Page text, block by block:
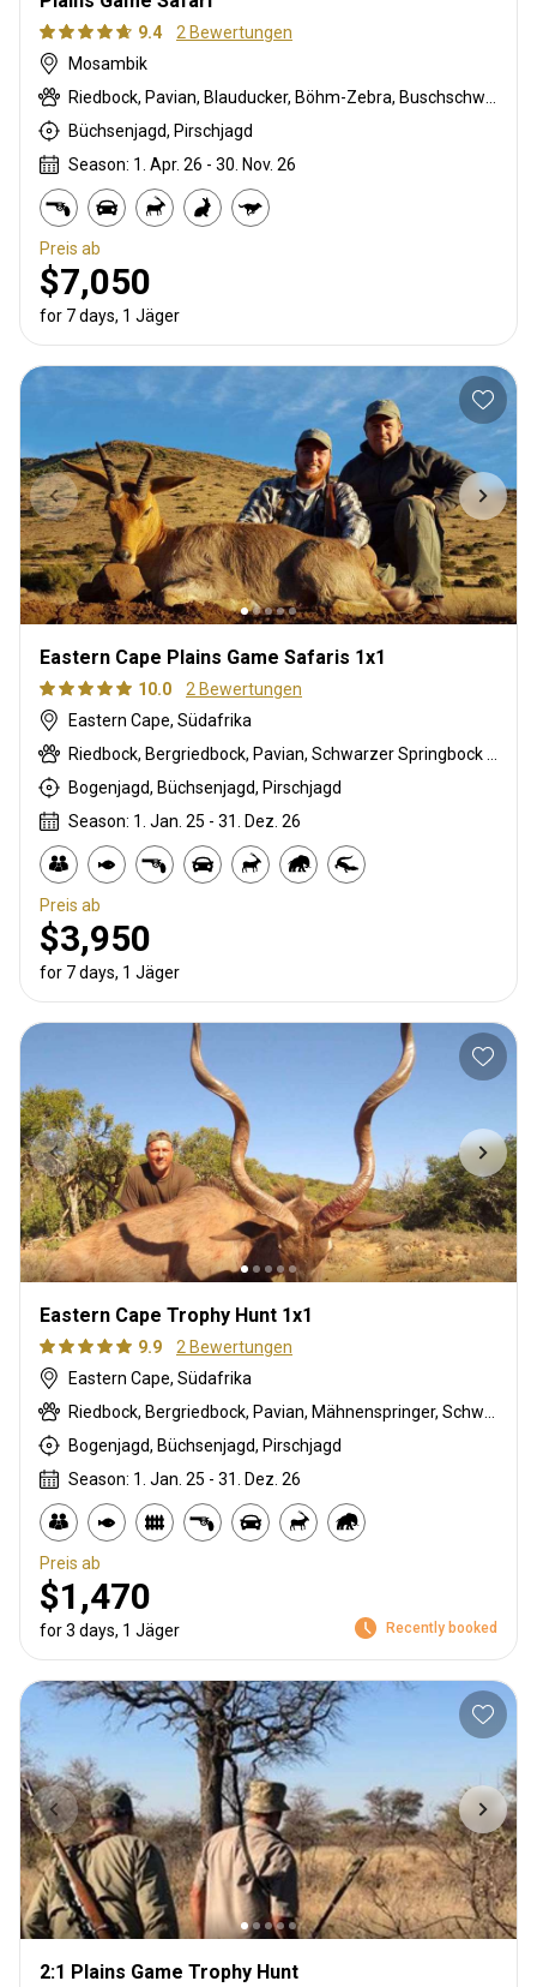
9.4
2 Bewertungen
Mosambik
Büchsenjagd, Pirschjagd
Season: 1. Apr. 26 - 30. Nov. 26
Preis ab
$7,050
for 7 days, 1 Jäger
Eastern Cape Plains Game Safaris 1x1
10.0
2 Bewertungen
Eastern Cape, Südafrika
Riedbock, Bergriedbock, Pavian, Schwarzer Springbock , Weißschwanzgnu, Schwarzrücken-Schakal, Blauducker, Streifengnu, Buntbock, Burchell Zebra, Buschbock, Buschschwein, Afrikanischer Büffel, Cape mountain zebra, Kap Springbock, Karakal, Blessbock, Kronenducker, Copper Springbock , Elenantilope, Damhirsch, Spießbock, Giraffe, Rehantilope, Greisbock, Impala, Klippspringer, Kudu, Nyala Antilope, Bleichböckchen, Strauß, Stachelschwein, Südafrikanische Kuhantilope, Pferdeantilope, Zobel, Südlicher Großkudu, Steinböckchen, Leierantilope, Südliche Grünmeerkatze, Warzenschwein, Wasserbock, Weißer Blessbock, Weißer Springbock
Bogenjagd, Büchsenjagd, Pirschjagd
Season: 1. Jan. 25 - 31. Dez. 26
Preis ab
$3,950
for 7 days, 1 Jäger
Eastern Cape Trophy Hunt 1x1
9.9
2 Bewertungen
Eastern Cape, Südafrika
Bogenjagd, Büchsenjagd, Pirschjagd
Season: 1. Jan. 25 - 31. Dez. 26
Preis ab
$1,470
for 3 days, 1 Jäger Recently booked
2:1 Plains Game Trophy Hunt